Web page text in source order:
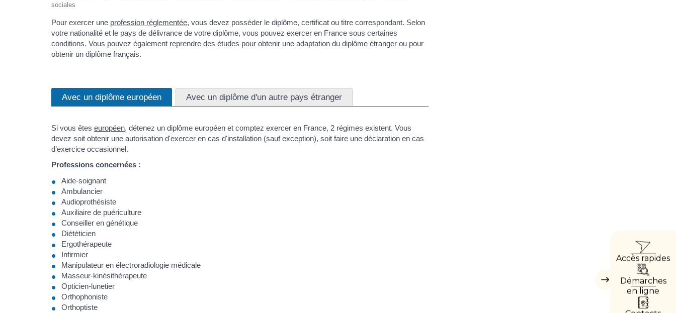
Masquer
Accès rapides
Démarches
en ligne
sociales
Pour exercer une profession réglementée, vous devez posséder le diplôme, certificat ou titre correspondant. Selon
votre nationalité et le pays de délivrance de votre diplôme, vous pouvez exercer en France sous certaines
conditions. Vous pouvez également reprendre des études pour obtenir une adaptation du diplôme étranger ou pour
obtenir un diplôme français.
Avec un diplôme européen Avec un diplôme d'un autre pays étranger
Si vous êtes européen, détenez un diplôme européen et comptez exercer en France, 2 régimes existent. Vous
devez soit obtenir une autorisation d'exercer en cas d'installation (sauf exception), soit faire une déclaration en cas
d’exercice occasionnel.
Professions concernées :
Aide-soignant
Ambulancier
Audioprothésiste
Auxiliaire de puériculture
Conseiller en génétique
Diététicien
Ergothérapeute
Infirmier
Manipulateur en électroradiologie médicale
Masseur-kinésithérapeute
Opticien-lunetier
Orthophoniste
Orthoptiste